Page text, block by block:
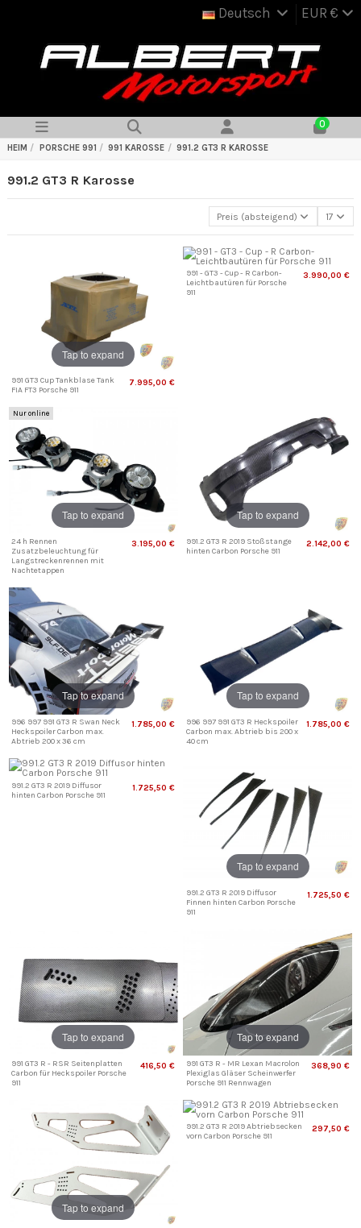
Deutsch EUR €
0
HEIM PORSCHE 991 991 KAROSSE 991.2 GT3 R KAROSSE
991.2 GT3 R Karosse
Preis (absteigend) 17
Tap to expand
991 GT3 Cup Tankblase Tank
FIA FT3 Porsche 911
7.995,00 €
991 - GT3 - Cup - R Carbon-
Leichtbautüren für Porsche
911
3.990,00 €
Tap to expand
Nur online
24 h Rennen
Zusatzbeleuchtung für
Langstreckenrennen mit
Nachtetappen
3.195,00 €
Tap to expand
991.2 GT3 R 2019 Stoßstange
hinten Carbon Porsche 911
2.142,00 €
Tap to expand
996 997 991 GT3 R Swan Neck
Heckspoiler Carbon max.
Abtrieb 200 x 36 cm
1.785,00 €
Tap to expand
996 997 991 GT3 R Heckspoiler
Carbon max. Abtrieb bis 200 x
40 cm
1.785,00 €
991.2 GT3 R 2019 Diffusor
hinten Carbon Porsche 911
1.725,50 €
Tap to expand
991.2 GT3 R 2019 Diffusor
Finnen hinten Carbon Porsche
911
1.725,50 €
Tap to expand
991 GT3 R - RSR Seitenplatten
Carbon für Heckspoiler Porsche
911
416,50 €
Tap to expand
991 GT3 R - MR Lexan Macrolon
Plexiglas Gläser Scheinwerfer
Porsche 911 Rennwagen
368,90 €
Tap to expand
991.2 GT3 R 2019 Abtriebsecken
vorn Carbon Porsche 911
297,50 €